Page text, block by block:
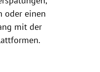
oder einen
mit der